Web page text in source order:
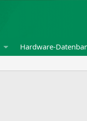
Hardware-